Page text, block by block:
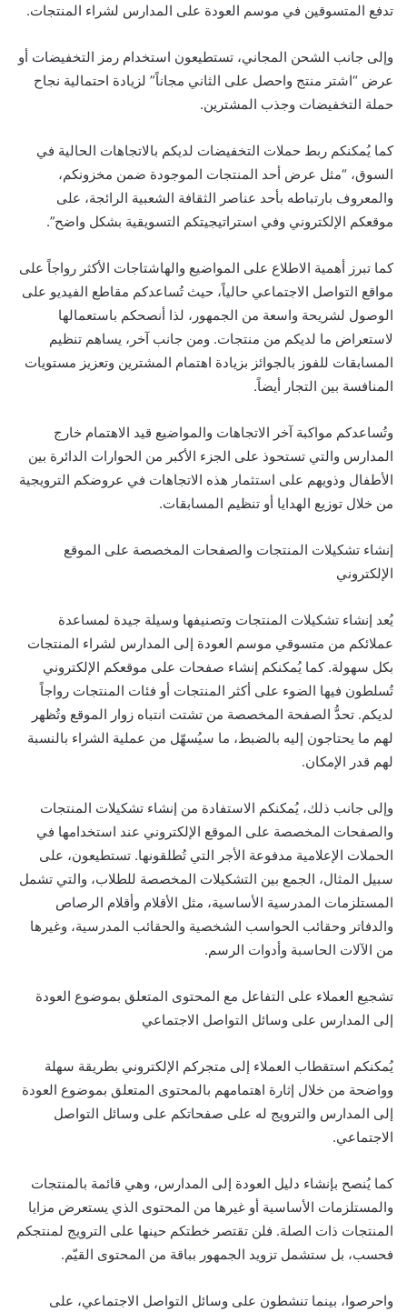
تدفع المتسوقين في موسم العودة على المدارس لشراء المنتجات.
وإلى جانب الشحن المجاني، تستطيعون استخدام رمز التخفيضات أو
عرض “اشتر منتج واحصل على الثاني مجاناً” لزيادة احتمالية نجاح
حملة التخفيضات وجذب المشترين.
كما يُمكنكم ربط حملات التخفيضات لديكم بالاتجاهات الحالية في
السوق، “مثل عرض أحد المنتجات الموجودة ضمن مخزونكم،
والمعروف بارتباطه بأحد عناصر الثقافة الشعبية الرائجة، على
موقعكم الإلكتروني وفي استراتيجيتكم التسويقية بشكل واضح”.
كما تبرز أهمية الاطلاع على المواضيع والهاشتاجات الأكثر رواجاً على
مواقع التواصل الاجتماعي حالياً، حيث تُساعدكم مقاطع الفيديو على
الوصول لشريحة واسعة من الجمهور، لذا أنصحكم باستعمالها
لاستعراض ما لديكم من منتجات. ومن جانب آخر، يساهم تنظيم
المسابقات للفوز بالجوائز بزيادة اهتمام المشترين وتعزيز مستويات
المنافسة بين التجار أيضاً.
وتُساعدكم مواكبة آخر الاتجاهات والمواضيع قيد الاهتمام خارج
المدارس والتي تستحوذ على الجزء الأكبر من الحوارات الدائرة بين
الأطفال وذويهم على استثمار هذه الاتجاهات في عروضكم الترويجية
من خلال توزيع الهدايا أو تنظيم المسابقات.
إنشاء تشكيلات المنتجات والصفحات المخصصة على الموقع
الإلكتروني
يُعد إنشاء تشكيلات المنتجات وتصنيفها وسيلة جيدة لمساعدة
عملائكم من متسوقي موسم العودة إلى المدارس لشراء المنتجات
بكل سهولة. كما يُمكنكم إنشاء صفحات على موقعكم الإلكتروني
تُسلطون فيها الضوء على أكثر المنتجات أو فئات المنتجات رواجاً
لديكم. تحدُّ الصفحة المخصصة من تشتت انتباه زوار الموقع وتُظهر
لهم ما يحتاجون إليه بالضبط، ما سيُسهّل من عملية الشراء بالنسبة
لهم قدر الإمكان.
وإلى جانب ذلك، يُمكنكم الاستفادة من إنشاء تشكيلات المنتجات
والصفحات المخصصة على الموقع الإلكتروني عند استخدامها في
الحملات الإعلامية مدفوعة الأجر التي تُطلقونها. تستطيعون، على
سبيل المثال، الجمع بين التشكيلات المخصصة للطلاب، والتي تشمل
المستلزمات المدرسية الأساسية، مثل الأقلام وأقلام الرصاص
والدفاتر وحقائب الحواسب الشخصية والحقائب المدرسية، وغيرها
من الآلات الحاسبة وأدوات الرسم.
تشجيع العملاء على التفاعل مع المحتوى المتعلق بموضوع العودة
إلى المدارس على وسائل التواصل الاجتماعي
يُمكنكم استقطاب العملاء إلى متجركم الإلكتروني بطريقة سهلة
وواضحة من خلال إثارة اهتمامهم بالمحتوى المتعلق بموضوع العودة
إلى المدارس والترويج له على صفحاتكم على وسائل التواصل
الاجتماعي.
كما يُنصح بإنشاء دليل العودة إلى المدارس، وهي قائمة بالمنتجات
والمستلزمات الأساسية أو غيرها من المحتوى الذي يستعرض مزايا
المنتجات ذات الصلة. فلن تقتصر خطتكم حينها على الترويج لمنتجكم
فحسب، بل ستشمل تزويد الجمهور بباقة من المحتوى القيّم.
واحرصوا، بينما تنشطون على وسائل التواصل الاجتماعي، على